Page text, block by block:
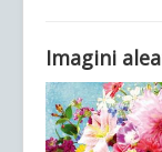
Imagini